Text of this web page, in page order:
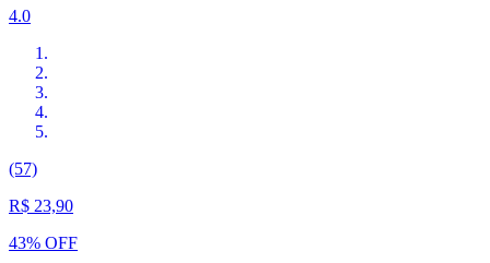
4.0
(57)
R$ 23,90
43% OFF